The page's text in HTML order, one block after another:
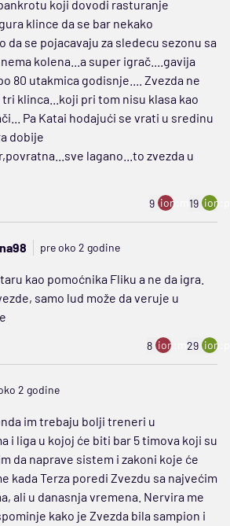
koji dovodi rasturanje
klince da se bar nekako
da se pojacavaju za sledecu sezonu sa
kolena...a super igrač....gavija
80 utakmica godisnje.... Zvezda ne
klinca...koji pri tom nisu klasa kao
Pa Katai hodajući se vrati u sredinu
dobije
lagano...to zvezda u
9 ion:minus
19
pre oko 2 godine
kao pomoćnika Fliku a ne da igra.
samo lud može da veruje u
8 ion:minus
29
2 godine
im trebaju bolji treneri u
i liga u kojoj će biti bar 5 timova koji su
da naprave sistem i zakoni koje će
kada Terza poredi Zvezdu sa najvećim
ali u danasnja vremena. Nervira me
kako je Zvezda bila sampion i